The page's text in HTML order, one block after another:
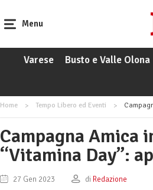
Menu
Varese Busto e Valle Olona
Home Tempo Libero ed Eventi
Campagna Amica
“Vitamina Day”:
27 Gen 2023 di Redazione